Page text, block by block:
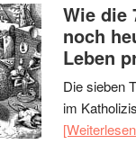
Wie die
noch
Leben
Die sieben
im